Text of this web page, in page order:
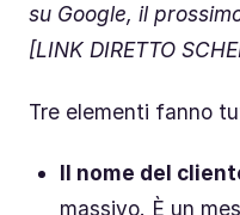
su Google, il
[LINK DIRETTO
Tre elementi fanno
Il nome del
massivo. È un